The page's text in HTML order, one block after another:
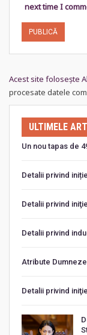
next time I
Acest site folosește
procesate datele
ULTIMELE
Un nou tapas de
Detalii privind
Detalii privind
Detalii privind
Atribute
Detalii privind